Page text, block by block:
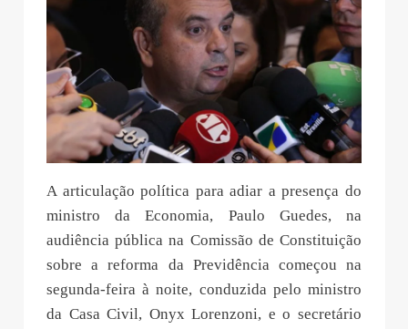
A articulação política para adiar a presença do
ministro da Economia, Paulo Guedes, na
audiência pública na Comissão de Constituição
sobre a reforma da Previdência começou na
segunda-feira à noite, conduzida pelo ministro
da Casa Civil, Onyx Lorenzoni, e o secretário